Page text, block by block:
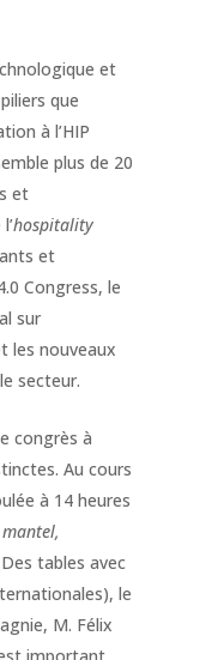
et
que
à l’HIP
plus de 20
et
hospitality
et
Congress, le
sur
les nouveaux
secteur.
congrès à
Au cours
à 14 heures
tables avec
le
M. Félix